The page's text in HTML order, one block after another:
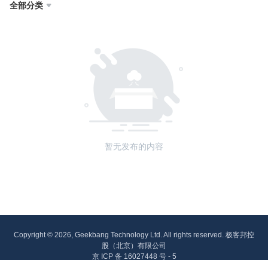
全部分类 
暂无发布的内容
Copyright © 2026, Geekbang Technology Ltd. All rights reserved. 极客邦控
股（北京）有限公司
京 ICP 备 16027448 号 - 5